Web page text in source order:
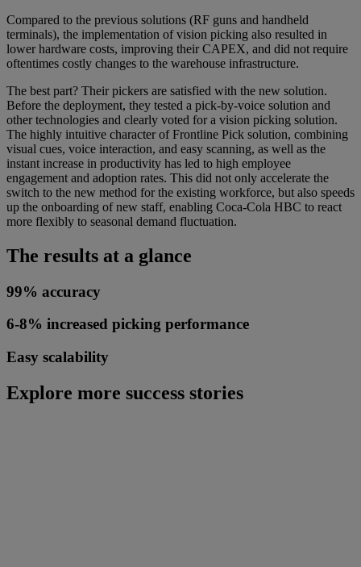
Compared to the previous solutions (RF guns and handheld
terminals), the implementation of vision picking also resulted in
lower hardware costs, improving their CAPEX, and did not require
oftentimes costly changes to the warehouse infrastructure.
The best part? Their pickers are satisfied with the new solution.
Before the deployment, they tested a pick-by-voice solution and
other technologies and clearly voted for a vision picking solution.
The highly intuitive character of Frontline Pick solution, combining
visual cues, voice interaction, and easy scanning, as well as the
instant increase in productivity has led to high employee
engagement and adoption rates. This did not only accelerate the
switch to the new method for the existing workforce, but also speeds
up the onboarding of new staff, enabling Coca-Cola HBC to react
more flexibly to seasonal demand fluctuation.
The results at a glance
99% accuracy
6-8% increased picking performance
Easy scalability
Explore more success stories